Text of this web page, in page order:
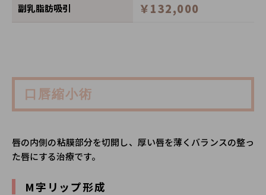
副乳脂肪吸引 ￥132,000
口唇縮小術
唇の内側の粘膜部分を切開し、厚い唇を薄くバランスの整っ
た唇にする治療です。
M字リップ形成